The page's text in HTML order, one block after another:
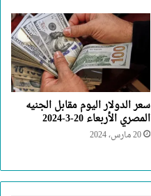
سعر الدولار اليوم مقابل الجنيه
المصري الأربعاء 20-3-2024
20 مارس، 2024